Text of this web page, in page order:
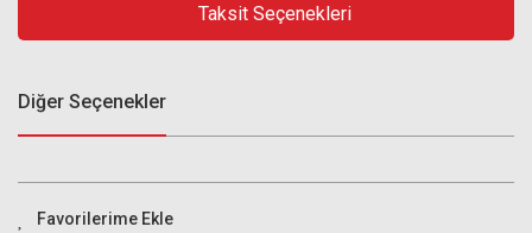
Taksit Seçenekleri
Diğer Seçenekler